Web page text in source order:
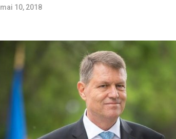
mai 10, 2018